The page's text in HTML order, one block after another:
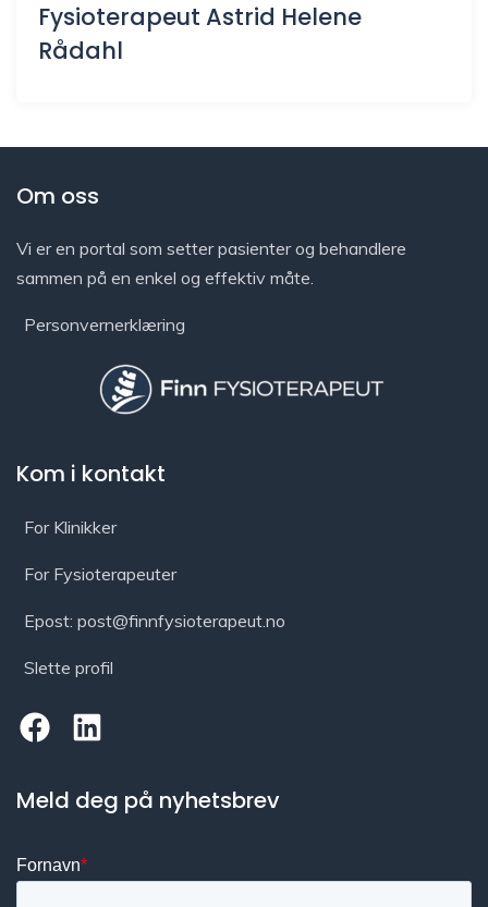
Fysioterapeut Astrid Helene
Rådahl
Om oss
Vi er en portal som setter pasienter og behandlere
sammen på en enkel og effektiv måte.
Personvernerklæring
Kom i kontakt
For Klinikker
For Fysioterapeuter
Epost: post@finnfysioterapeut.no
Slette profil
Meld deg på nyhetsbrev